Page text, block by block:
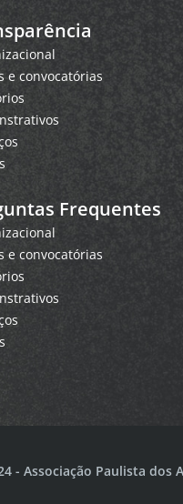
e convocatórias
Frequentes
e convocatórias
- Associação Paulista dos